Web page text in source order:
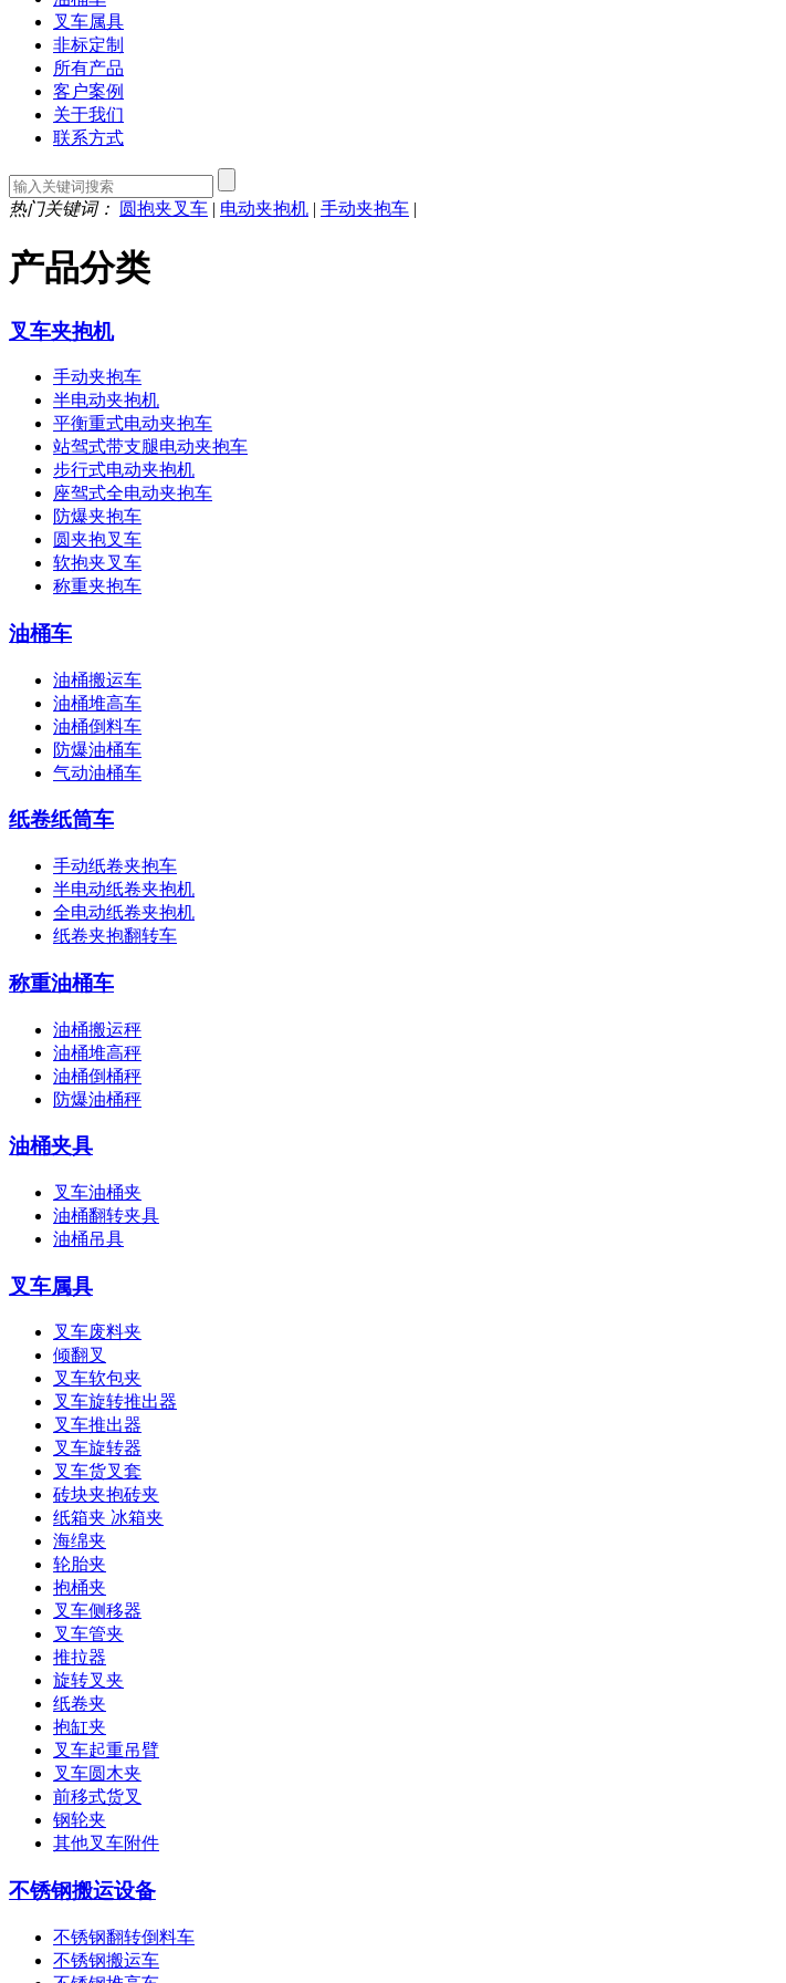
叉车属具
非标定制
所有产品
客户案例
关于我们
联系方式
热门关键词： 圆抱夹叉车 | 电动夹抱机 | 手动夹抱车 |
产品分类
叉车夹抱机
手动夹抱车
半电动夹抱机
平衡重式电动夹抱车
站驾式带支腿电动夹抱车
步行式电动夹抱机
座驾式全电动夹抱车
防爆夹抱车
圆夹抱叉车
软抱夹叉车
称重夹抱车
油桶车
油桶搬运车
油桶堆高车
油桶倒料车
防爆油桶车
气动油桶车
纸卷纸筒车
手动纸卷夹抱车
半电动纸卷夹抱机
全电动纸卷夹抱机
纸卷夹抱翻转车
称重油桶车
油桶搬运秤
油桶堆高秤
油桶倒桶秤
防爆油桶秤
油桶夹具
叉车油桶夹
油桶翻转夹具
油桶吊具
叉车属具
叉车废料夹
倾翻叉
叉车软包夹
叉车旋转推出器
叉车推出器
叉车旋转器
叉车货叉套
砖块夹抱砖夹
纸箱夹 冰箱夹
海绵夹
轮胎夹
抱桶夹
叉车侧移器
叉车管夹
推拉器
旋转叉夹
纸卷夹
抱缸夹
叉车起重吊臂
叉车圆木夹
前移式货叉
钢轮夹
其他叉车附件
不锈钢搬运设备
不锈钢翻转倒料车
不锈钢搬运车